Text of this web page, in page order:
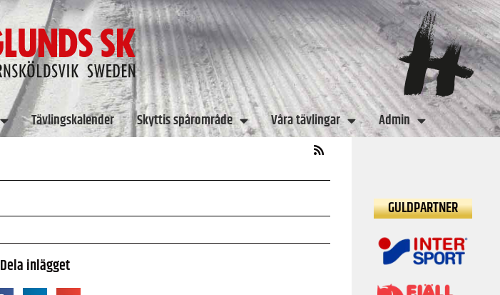
Tävlingskalender Skyttis spårområde Våra tävlingar Admin
Dela inlägget
GULDPARTNER